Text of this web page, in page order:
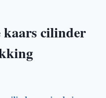
kaars cilinder